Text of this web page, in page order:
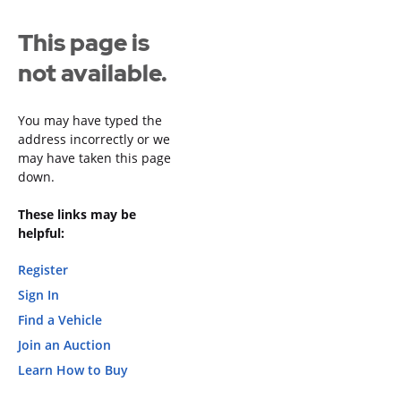
This page is
not available.
You may have typed the
address incorrectly or we
may have taken this page
down.
These links may be
helpful:
Register
Sign In
Find a Vehicle
Join an Auction
Learn How to Buy